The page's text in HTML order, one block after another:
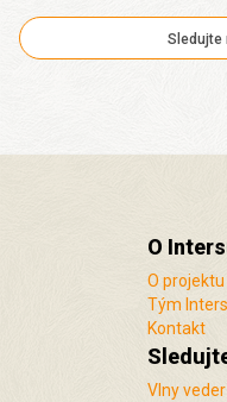
Sledujte
O
O projektu
Tým
Kontakt
Vlny veder